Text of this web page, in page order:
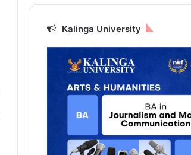
Kalinga University